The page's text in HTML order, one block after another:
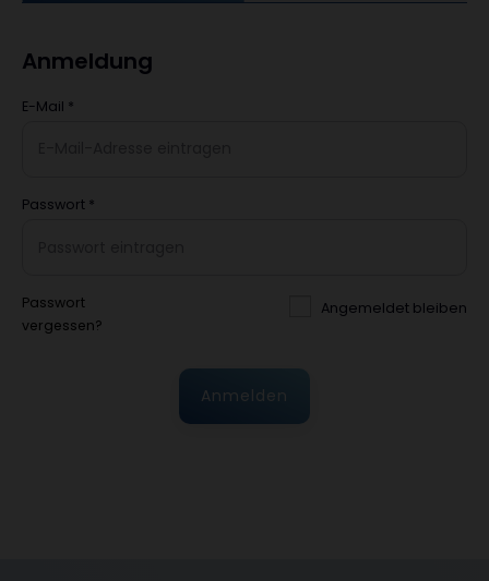
Anmeldung
E-Mail *
Passwort *
Passwort
vergessen?
Angemeldet bleiben
Anmelden